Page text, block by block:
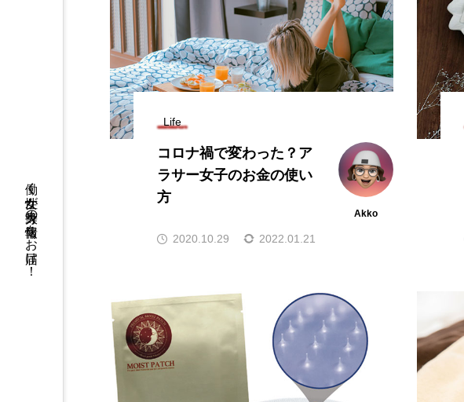
働く女性が等身大の情報をお届け！
Life
コロナ禍で変わった？ア
ラサー女子のお金の使い
方
Akko
2020.10.29 2022.01.21